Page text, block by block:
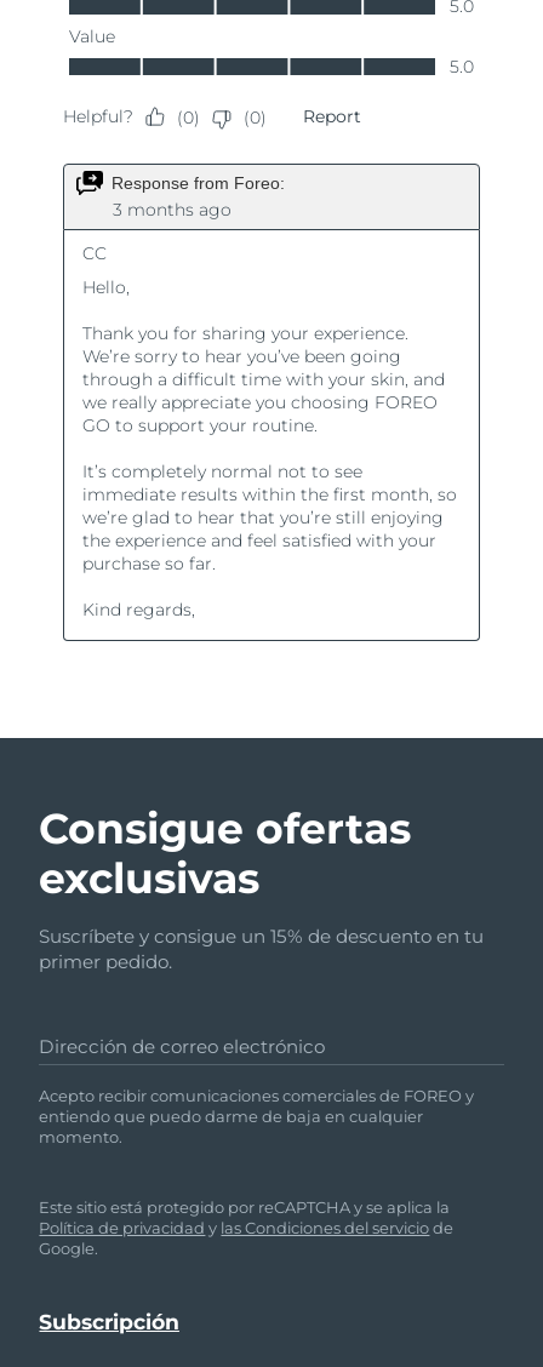
Consigue ofertas
exclusivas
Suscríbete y consigue un 15% de descuento en tu
primer pedido.
Dirección de correo electrónico
Acepto recibir comunicaciones comerciales de FOREO y
entiendo que puedo darme de baja en cualquier
momento.
Este sitio está protegido por reCAPTCHA y se aplica la
Política de privacidad y las Condiciones del serviciode
Google.